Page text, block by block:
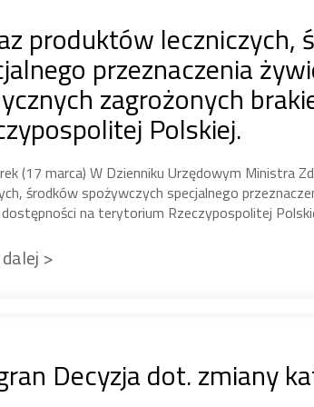
produktów leczniczych,
przeznaczenia
zagrożonych
Polskiej.
(17 marca) W Dzienniku Urzędowym Ministra
środków spożywczych specjalnego
na terytorium Rzeczypospolitej
>
Decyzja dot. zmiany